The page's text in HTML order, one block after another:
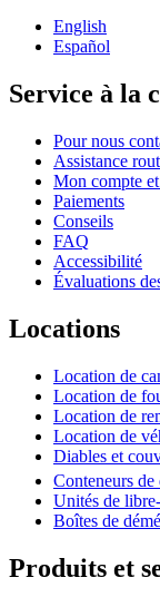
English
Español
Service à la
Pour nous
Assistance
Mon compte
Paiements
Conseils
FAQ
Accessibilité
Évaluations
Locations
Location de
Location de
Location de
Location de
Diables et
Conteneurs de
Unités de
Boîtes de
Produits et